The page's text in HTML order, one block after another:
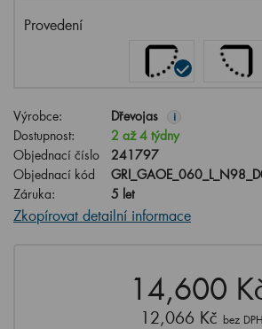
Provedení
Výrobce: Dřevojas i
Dostupnost:
2 až 4 týdny
Objednací číslo
241797
Objednací kód
Záruka:
5 let
Zkopírovat detailní informace
14,600
12,066 Kč bez DPH